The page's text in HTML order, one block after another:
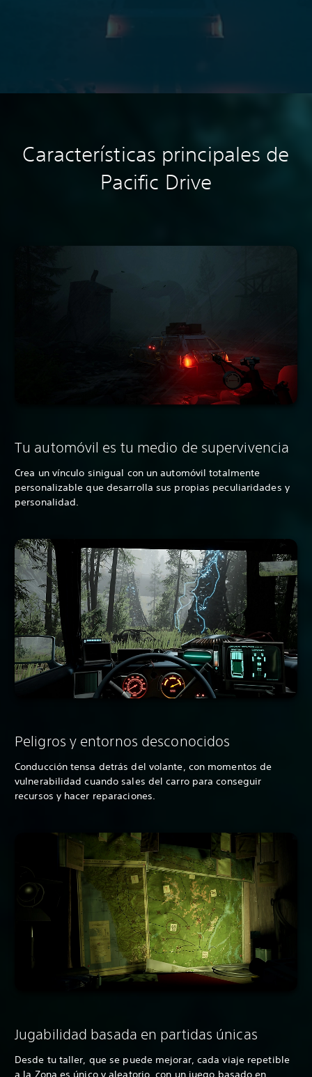
Características principales de
Pacific Drive
Tu automóvil es tu medio de supervivencia
Crea un vínculo sinigual con un automóvil totalmente
personalizable que desarrolla sus propias peculiaridades y
personalidad.
Peligros y entornos desconocidos
Conducción tensa detrás del volante, con momentos de
vulnerabilidad cuando sales del carro para conseguir
recursos y hacer reparaciones.
Jugabilidad basada en partidas únicas
Desde tu taller, que se puede mejorar, cada viaje repetible
a la Zona es único y aleatorio, con un juego basado en